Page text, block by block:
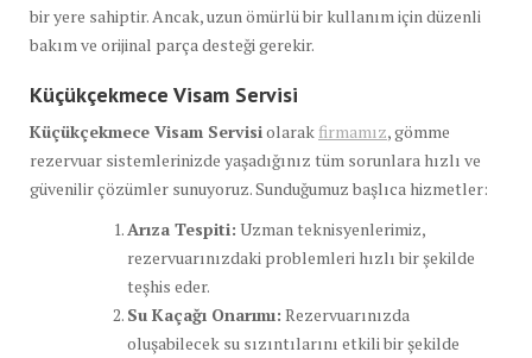
bir yere sahiptir. Ancak, uzun ömürlü bir kullanım için düzenli
bakım ve orijinal parça desteği gerekir.
Küçükçekmece Visam Servisi
Küçükçekmece Visam Servisiolarak firmamız, gömme
rezervuar sistemlerinizde yaşadığınız tüm sorunlara hızlı ve
güvenilir çözümler sunuyoruz. Sunduğumuz başlıca hizmetler:
Arıza Tespiti: Uzman teknisyenlerimiz,
rezervuarınızdaki problemleri hızlı bir şekilde
teşhis eder.
Su Kaçağı Onarımı: Rezervuarınızda
oluşabilecek su sızıntılarını etkili bir şekilde